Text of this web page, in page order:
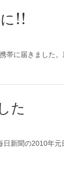
!!
帯に届きました
た
新聞の2010年元